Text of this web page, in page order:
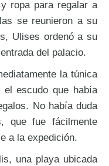
ropa para regalar a
se reunieron a su
Ulises ordenó a su
del palacio.
la túnica
escudo que había
No había duda
que fue fácilmente
a la expedición.
una playa ubicada